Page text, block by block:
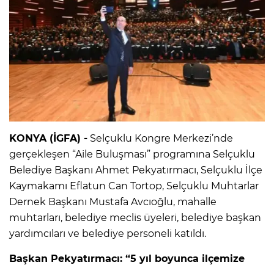
KONYA (İGFA) - Selçuklu Kongre Merkezi’nde
gerçekleşen “Aile Buluşması” programına Selçuklu
Belediye Başkanı Ahmet Pekyatırmacı, Selçuklu İlçe
Kaymakamı Eflatun Can Tortop, Selçuklu Muhtarlar
Dernek Başkanı Mustafa Avcıoğlu, mahalle
muhtarları, belediye meclis üyeleri, belediye başkan
yardımcıları ve belediye personeli katıldı.
Başkan Pekyatırmacı: “5 yıl boyunca ilçemize